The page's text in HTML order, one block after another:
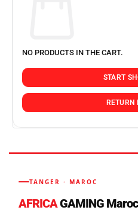
NO PRODUCTS IN THE CART.
START
RETURN
TANGER · MAROC
AFRICAGAMING Maroc